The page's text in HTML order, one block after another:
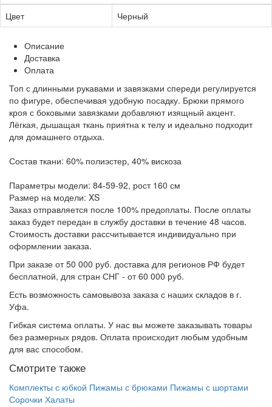
Цвет
Черный
Описание
Доставка
Оплата
Топ с длинными рукавами и завязками спереди регулируется
по фигуре, обеспечивая удобную посадку. Брюки прямого
кроя с боковыми завязками добавляют изящный акцент.
Лёгкая, дышащая ткань приятна к телу и идеально подходит
для домашнего отдыха.
Состав ткани: 60% полиэстер, 40% вискоза
Параметры модели: 84-59-92, рост 160 см
Размер на модели: XS
Заказ отправляется после 100% предоплаты. После оплаты
заказ будет передан в службу доставки в течение 48 часов.
Стоимость доставки рассчитывается индивидуально при
оформлении заказа.
При заказе от 50 000 руб. доставка для регионов РФ будет
бесплатной, для стран СНГ - от 60 000 руб.
Есть возможность самовывоза заказа с наших складов в г.
Уфа.
Гибкая система оплаты. У нас вы можете заказывать товары
без размерных рядов. Оплата происходит любым удобным
для вас способом.
Смотрите также
Комплекты с юбкой Пижамы с брюками Пижамы с шортами
Сорочки Халаты